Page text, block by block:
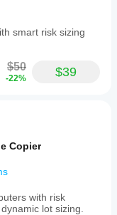
smart risk sizing
$50
-22% $39
Copier
with risk
lot sizing.